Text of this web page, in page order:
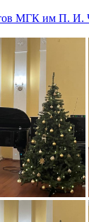
МГК им П. И.